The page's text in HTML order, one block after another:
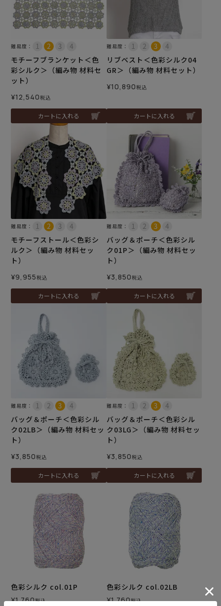
難易度：
モチーフブランケット＜色
彩シルク＞（編み物 材料セ
ット）
¥12,540税込
カートに入れる
難易度：
リブベスト＜色彩シルク04
GR＞（編み物 材料セット）
¥10,890税込
カートに入れる
難易度：
モチーフストール＜色彩シ
ルク＞（編み物 材料セッ
ト）
¥9,955税込
カートに入れる
難易度：
バッグ＆ポーチ＜色彩シル
ク01P＞（編み物 材料セッ
ト）
¥3,850税込
カートに入れる
難易度：
バッグ＆ポーチ＜色彩シル
ク02LB＞（編み物 材料セッ
ト）
¥3,850税込
カートに入れる
難易度：
バッグ＆ポーチ＜色彩シル
ク03LG＞（編み物 材料セッ
ト）
¥3,850税込
カートに入れる
色彩シルク col.01P
¥1,760税込
色彩シルク col.02LB
¥1,760税込